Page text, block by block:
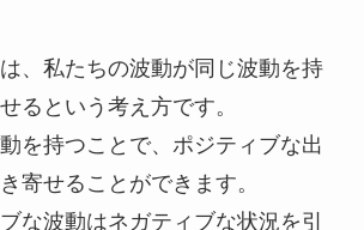
、私たちの波動が同じ波動を持
るという考え方です。
を持つことで、ポジティブな出
寄せることができます。
な波動はネガティブな状況を引